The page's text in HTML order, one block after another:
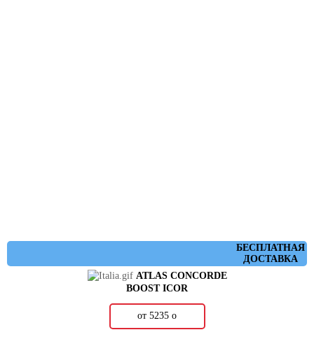
БЕСПЛАТНАЯ
ДОСТАВКА
ATLAS CONCORDE
BOOST ICOR
от 5235 о